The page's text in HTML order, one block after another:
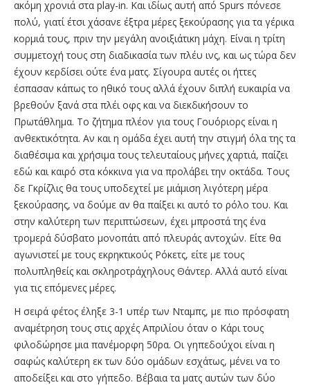
ακόμη χρονιά στα play-in. Και ιδίως αυτή από Spurs πόνεσε
πολύ, γιατί έτσι χάσανε έξτρα μέρες ξεκούρασης για τα γέρικα
κορμιά τους, πριν την μεγάλη ανοιξιάτικη μάχη. Είναι η τρίτη
συμμετοχή τους στη διαδικασία των πλέυ ινς, και ως τώρα δεν
έχουν κερδίσει ούτε ένα ματς. Σίγουρα αυτές οι ήττες
έσπασαν κάπως το ηθικό τους αλλά έχουν διπλή ευκαιρία να
βρεθούν ξανά στα πλέι οφς και να διεκδικήσουν το
Πρωτάθλημα. Το ζήτημα πλέον για τους Γουόριορς είναι η
ανθεκτικότητα. Αν και η ομάδα έχει αυτή την στιγμή όλα της τα
διαθέσιμα και χρήσιμα τους τελευταίους μήνες χαρτιά, παίζει
εδώ και καιρό στα κόκκινα για να προλάβει την οκτάδα. Τους
δε Γκρίζλις θα τους υποδεχτεί με μιάμιση λιγότερη μέρα
ξεκούρασης, να δούμε αν θα παίξει κι αυτό το ρόλο του. Και
στην καλύτερη των περιπτώσεων, έχει μπροστά της ένα
τρομερά δύσβατο μονοπάτι από πλευράς αντοχών. Είτε θα
αγωνιστεί με τους εκρηκτικούς Ρόκετς, είτε με τους
πολυπληθείς και σκληροτράχηλους Θάντερ. Αλλά αυτό είναι
για τις επόμενες μέρες.
Η σειρά φέτος έληξε 3-1 υπέρ των Νταμπς, με πιο πρόσφατη
αναμέτρηση τους στις αρχές Απριλίου όταν ο Κάρι τους
φιλοδώρησε μια πανέμορφη 50ρα. Οι γηπεδούχοι είναι η
σαφώς καλύτερη εκ των δύο ομάδων εσχάτως, μένει να το
αποδείξει και στο γήπεδο. Βέβαια τα ματς αυτών των δύο